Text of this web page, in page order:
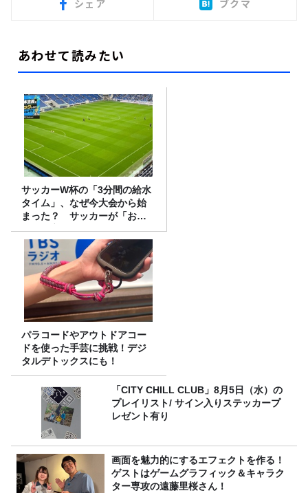
シェア ブクマ
あわせて読みたい
サッカーW杯の「3分間の給水
タイム」、なぜ今大会から始
まった？ サッカーが「お
金」に変わる仕組み
パラコードやアウトドアコー
ドを使った手芸に挑戦！デジ
タルデトックスにも！
「CITY CHILL CLUB」8月5日（水）の
プレイリスト/ サイン入りステッカープ
レゼント有り
画面を魅力的にするエフェクトを作る！
ゲストはゲームグラフィック＆キャラク
ター専攻の遠藤里桜さん！